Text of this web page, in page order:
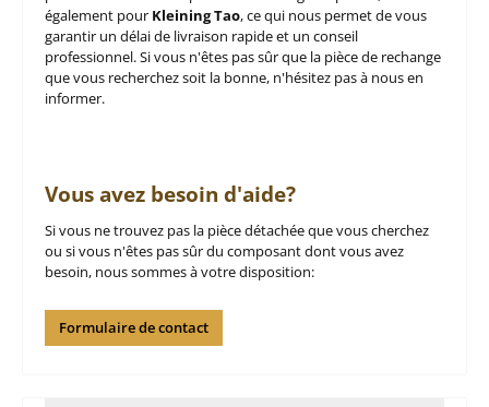
également pour Kleining Tao, ce qui nous permet de vous
garantir un délai de livraison rapide et un conseil
professionnel. Si vous n'êtes pas sûr que la pièce de rechange
que vous recherchez soit la bonne, n'hésitez pas à nous en
informer.
Vous avez besoin d'aide?
Si vous ne trouvez pas la pièce détachée que vous cherchez
ou si vous n'êtes pas sûr du composant dont vous avez
besoin, nous sommes à votre disposition:
Formulaire de contact